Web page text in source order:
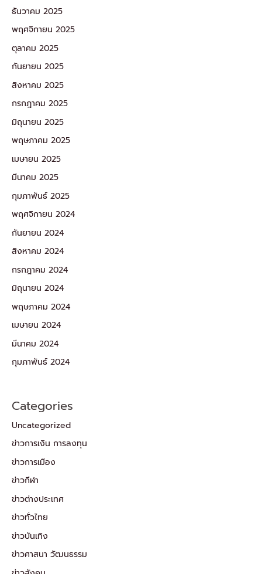
ธันวาคม 2025
พฤศจิกายน 2025
ตุลาคม 2025
กันยายน 2025
สิงหาคม 2025
กรกฎาคม 2025
มิถุนายน 2025
พฤษภาคม 2025
เมษายน 2025
มีนาคม 2025
กุมภาพันธ์ 2025
พฤศจิกายน 2024
กันยายน 2024
สิงหาคม 2024
กรกฎาคม 2024
มิถุนายน 2024
พฤษภาคม 2024
เมษายน 2024
มีนาคม 2024
กุมภาพันธ์ 2024
Categories
Uncategorized
ข่าวการเงิน การลงทุน
ข่าวการเมือง
ข่าวกีฬา
ข่าวต่างประเทศ
ข่าวทั่วไทย
ข่าวบันเทิง
ข่าวศาสนา วัฒนธรรม